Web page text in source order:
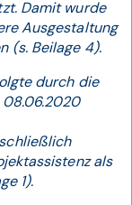
Damit wurde
Ausgestaltung
(s. Beilage 4).
durch die
08.06.2020
als
1).